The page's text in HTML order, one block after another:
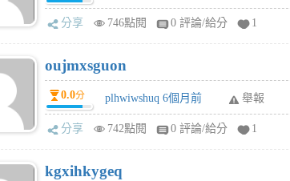
分享 746點閱 0 評論/給分 1
oujmxsguon
0.0分 plhwiwshuq 6個月前 舉報
分享 742點閱 0 評論/給分 1
kgxihkygeq